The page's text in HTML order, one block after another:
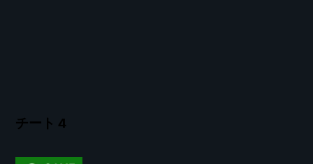
チート 4